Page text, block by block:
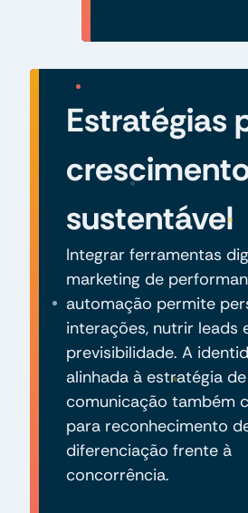
Estratégias
sustentável
Integrar ferramentas
marketing de
automação permite
interações, nutrir leads
previsibilidade. A
alinhada à estratégia de
comunicação também
para reconhecimento
diferenciação frente à
concorrência.